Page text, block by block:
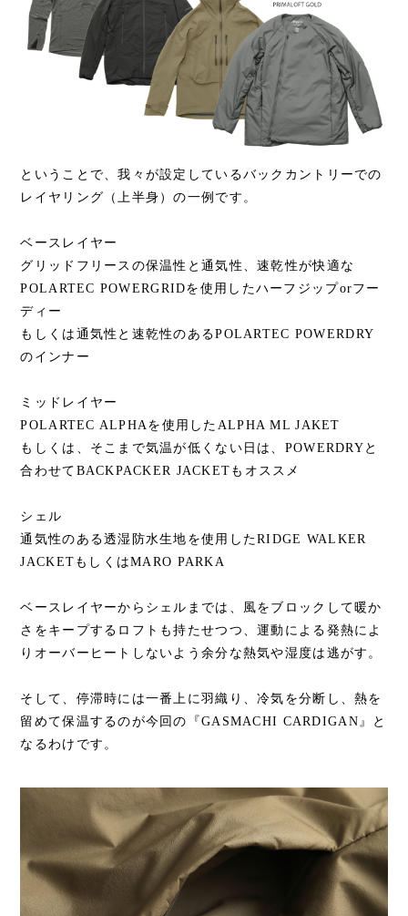
ということで、我々が設定しているバックカントリーでの
レイヤリング（上半身）の一例です。
ベースレイヤー
グリッドフリースの保温性と通気性、速乾性が快適な
POLARTEC POWERGRIDを使用したハーフジップorフー
ディー
もしくは通気性と速乾性のあるPOLARTEC POWERDRY
のインナー
ミッドレイヤー
POLARTEC ALPHAを使用したALPHA ML JAKET
もしくは、そこまで気温が低くない日は、POWERDRYと
合わせてBACKPACKER JACKETもオススメ
シェル
通気性のある透湿防水生地を使用したRIDGE WALKER
JACKETもしくはMARO PARKA
ベースレイヤーからシェルまでは、風をブロックして暖か
さをキープするロフトも持たせつつ、運動による発熱によ
りオーバーヒートしないよう余分な熱気や湿度は逃がす。
そして、停滞時には一番上に羽織り、冷気を分断し、熱を
留めて保温するのが今回の『GASMACHI CARDIGAN』と
なるわけです。